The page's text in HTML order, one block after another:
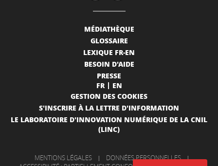
MÉDIATHÈQUE
GLOSSAIRE
LEXIQUE FR-EN
BESOIN D'AIDE
PRESSE
FR
EN
GESTION DES COOKIES
S'INSCRIRE À LA LETTRE D'INFORMATION
LE LABORATOIRE D'INNOVATION NUMÉRIQUE DE LA CNIL
(LINC)
MENTIONS LÉGALES | DONNÉES PERSONNELLES |